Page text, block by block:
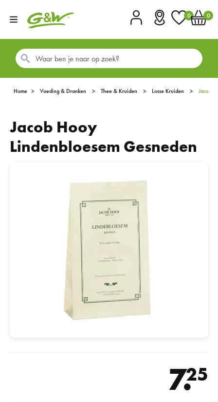
0 0
Home Voeding & Dranken Thee & Kruiden Losse Kruiden Jacob
Jacob Hooy
Lindenbloesem Gesneden
7.
25